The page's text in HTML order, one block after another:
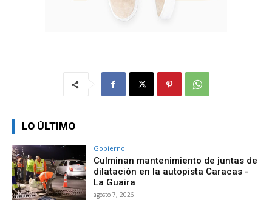
LO ÚLTIMO
Gobierno
Culminan mantenimiento de juntas de
dilatación en la autopista Caracas -
La Guaira
agosto 7, 2026